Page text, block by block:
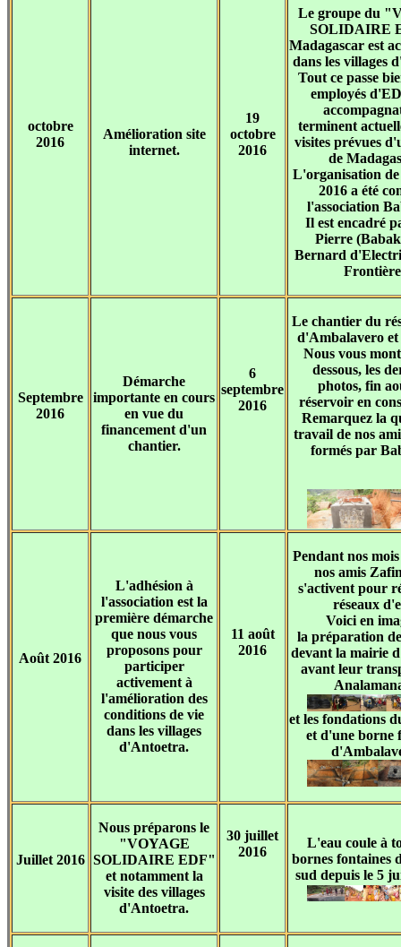
octobre
2016
Amélioration site
internet.
19
octobre
2016
Le groupe du
SOLIDAIRE
Madagascar est
dans les villages
Tout ce passe
employés
terminent
visites prévues
de
L'organisation de
2016 a été
l'association
Il est encadré
Pierre
Bernard
Septembre
2016
Démarche
importante en cours
en vue du
financement d'un
chantier.
6
septembre
2016
Le chantier du
d'Ambalavero et
Nous vous
dessous, les
photos, fin
réservoir en
Remarquez la
travail de nos
formés par
Août 2016
L'adhésion à
l'association est la
première démarche
que nous vous
proposons pour
participer
activement à
l'amélioration des
conditions de vie
dans les villages
d'Antoetra.
11 août
2016
Pendant nos mois
nos amis
s'activent pour
réseaux
Voici en
la préparation
devant la mairie
avant leur
et les fondations
et d'une borne
Juillet 2016
Nous préparons le
"VOYAGE
SOLIDAIRE EDF"
et notamment la
visite des villages
d'Antoetra.
30 juillet
2016
L'eau coule à
bornes fontaines
sud depuis le 5